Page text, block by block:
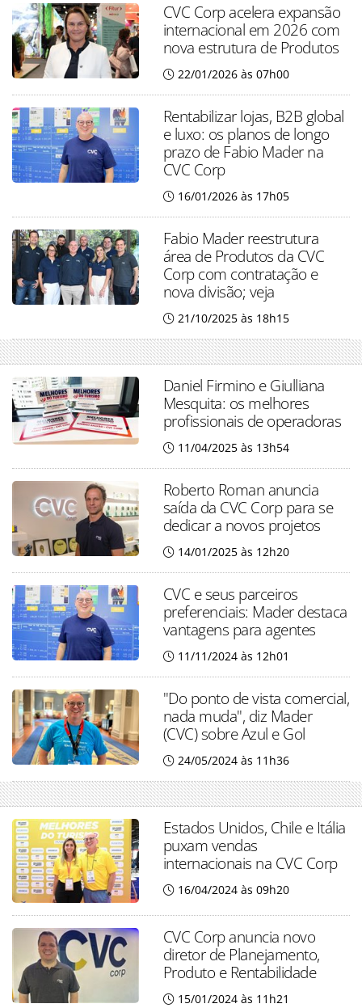
CVC Corp acelera expansão
internacional em 2026 com
nova estrutura de Produtos
22/01/2026 às 07h00
Rentabilizar lojas, B2B global
e luxo: os planos de longo
prazo de Fabio Mader na
CVC Corp
16/01/2026 às 17h05
Fabio Mader reestrutura
área de Produtos da CVC
Corp com contratação e
nova divisão; veja
21/10/2025 às 18h15
Daniel Firmino e Giulliana
Mesquita: os melhores
profissionais de operadoras
11/04/2025 às 13h54
Roberto Roman anuncia
saída da CVC Corp para se
dedicar a novos projetos
14/01/2025 às 12h20
CVC e seus parceiros
preferenciais: Mader destaca
vantagens para agentes
11/11/2024 às 12h01
"Do ponto de vista comercial,
nada muda", diz Mader
(CVC) sobre Azul e Gol
24/05/2024 às 11h36
Estados Unidos, Chile e Itália
puxam vendas
internacionais na CVC Corp
16/04/2024 às 09h20
CVC Corp anuncia novo
diretor de Planejamento,
Produto e Rentabilidade
15/01/2024 às 11h21